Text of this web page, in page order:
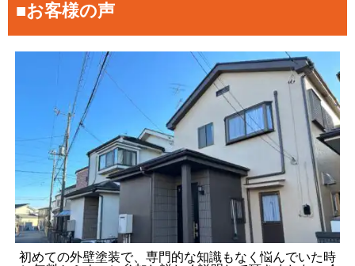
■お客様の声
初めての外壁塗装で、専門的な知識もなく悩んでいた時